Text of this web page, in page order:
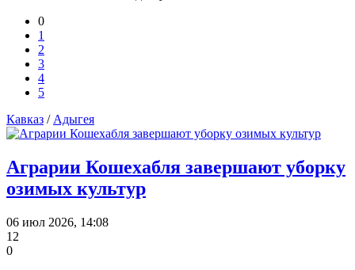
0
1
2
3
4
5
Кавказ / Адыгея
Аграрии Кошехабля завершают уборку
озимых культур
06 июл 2026, 14:08
12
0